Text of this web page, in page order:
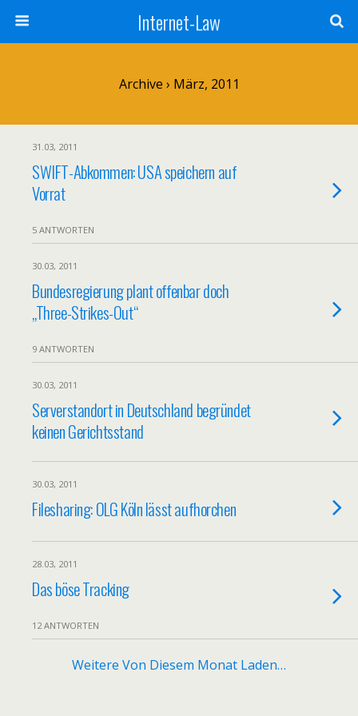
Internet-Law
Archive › März, 2011
31.03, 2011
SWIFT-Abkommen: USA speichern auf
Vorrat
5 ANTWORTEN
30.03, 2011
Bundesregierung plant offenbar doch
„Three-Strikes-Out“
9 ANTWORTEN
30.03, 2011
Serverstandort in Deutschland begründet
keinen Gerichtsstand
30.03, 2011
Filesharing: OLG Köln lässt aufhorchen
28.03, 2011
Das böse Tracking
12 ANTWORTEN
Weitere Von Diesem Monat Laden…